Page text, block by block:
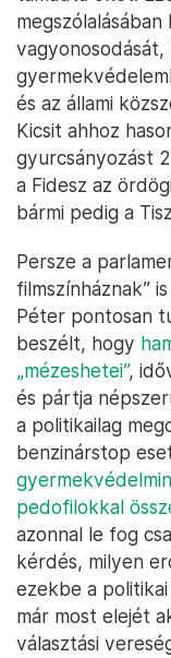
és az állami
Kicsit ahhoz
gyurcsányozást
a Fidesz az
bármi pedig a
Persze a
filmszínháznak”
Péter pontosan
beszélt, hogy
„mézeshetei”,
és pártja
a politikailag
benzinárstop
pedofilokkal
azonnal le fog
kérdés, milyen
ezekbe a
már most elejét
választási